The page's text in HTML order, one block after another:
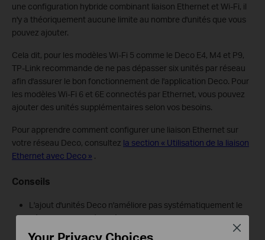
une configuration hybride combinant liaison Ethernet et Wi-Fi, il
n'y a théoriquement aucune limite au nombre d'unités que vous
pouvez ajouter.
Cela dit, pour les modèles Wi-Fi 5 comme le Deco E4, M4 et P9,
TP-Link recommande de ne pas dépasser six unités par réseau
afin d'assurer le bon fonctionnement de l'application Deco. Pour
les modèles Wi-Fi 6 et 6E connectés par Ethernet, vous pouvez
ajouter des unités supplémentaires selon vos besoins.
Pour apprendre comment configurer une liaison Ethernet sur
votre réseau Deco, consultez la section « Utilisation de la liaison
Ethernet avec Deco » .
Conseils
L'ajout d'unités Deco n'améliore pas systématiquement le
débit et la stabilité du réseau sans fil. Si votre installation
actuelle ne présente aucune zone morte, l'ajout d'unités
Your Privacy Choices
Close